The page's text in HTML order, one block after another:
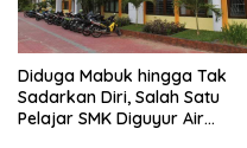
Diduga Mabuk hingga Tak
Sadarkan Diri, Salah Satu
Pelajar SMK Diguyur Air